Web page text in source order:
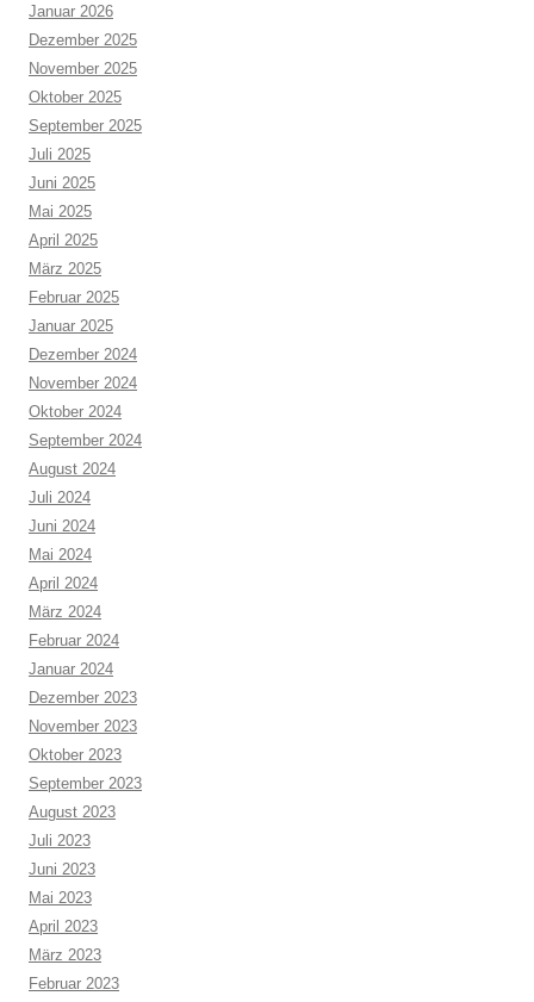
Januar 2026
Dezember 2025
November 2025
Oktober 2025
September 2025
Juli 2025
Juni 2025
Mai 2025
April 2025
März 2025
Februar 2025
Januar 2025
Dezember 2024
November 2024
Oktober 2024
September 2024
August 2024
Juli 2024
Juni 2024
Mai 2024
April 2024
März 2024
Februar 2024
Januar 2024
Dezember 2023
November 2023
Oktober 2023
September 2023
August 2023
Juli 2023
Juni 2023
Mai 2023
April 2023
März 2023
Februar 2023